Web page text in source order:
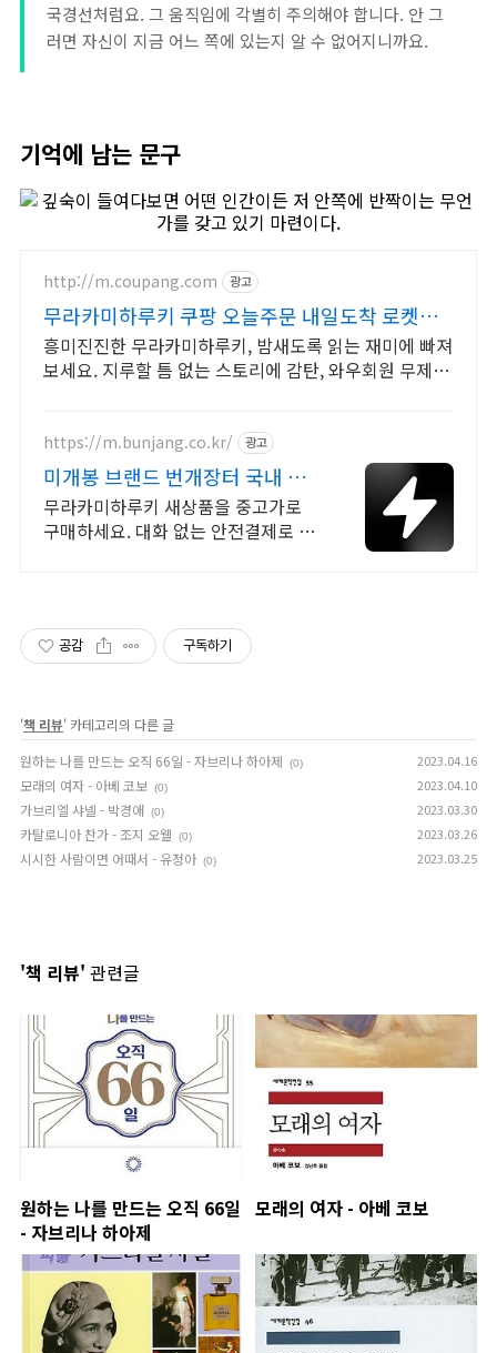
국경선처럼요. 그 움직임에 각별히 주의해야 합니다. 안 그
러면 자신이 지금 어느 쪽에 있는지 알 수 없어지니까요.
기억에 남는 문구
http://m.coupang.com 광고
무라카미하루키 쿠팡 오늘주문 내일도착 로켓배
송
흥미진진한 무라카미하루키, 밤새도록 읽는 재미에 빠져
보세요. 지루할 틈 없는 스토리에 감탄, 와우회원 무제한
https://m.bunjang.co.kr/ 광고
미개봉 브랜드 번개장터 국내 최
대 브랜드 중고거래
무라카미하루키 새상품을 중고가로
구매하세요. 대화 없는 안전결제로 간
공감 구독하기
'책 리뷰' 카테고리의 다른 글
원하는 나를 만드는 오직 66일 - 자브리나 하아제
(0) 2023.04.16
모래의 여자 - 아베 코보 (0) 2023.04.10
가브리엘 샤넬 - 박경애 (0) 2023.03.30
카탈로니아 찬가 - 조지 오웰 (0) 2023.03.26
시시한 사람이면 어때서 - 유정아 (0) 2023.03.25
'책 리뷰' 관련글
원하는 나를 만드는 오직 66일
- 자브리나 하아제
모래의 여자 - 아베 코보